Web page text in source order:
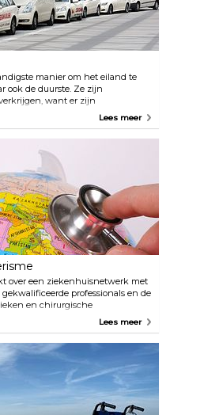
manier om het eiland te
ook de duurste. Ze zijn
want er zijn
in elk resort. Er rijden er genoeg
Lees meer
over een ziekenhuisnetwerk met
professionals en de
en chirurgische
centra voldoen aan de
aanzienlijke prijsvoordelen ten
Europese landen en
heeft zelfs een toegewijd
voor internationale patiënten.
om transfers, accommodatie
te regelen en om
te organiseren.
Lees meer